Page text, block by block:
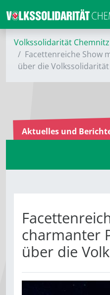
Volkssolidarität Chemnitz
Facettenreiche Show
über die Volkssolidarität
Aktuelles und
charmanter
über die